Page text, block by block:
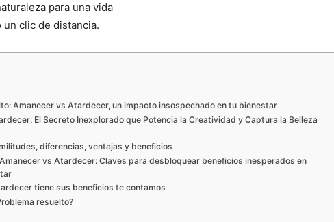
para una vida
un clic de distancia.
Amanecer vs Atardecer, un impacto insospechado en tu bienestar
El Secreto Inexplorado que Potencia la Creatividad y Captura la Belleza
diferencias, ventajas y beneficios
vs Atardecer: Claves para desbloquear beneficios inesperados en
tiene sus beneficios te contamos
resuelto?